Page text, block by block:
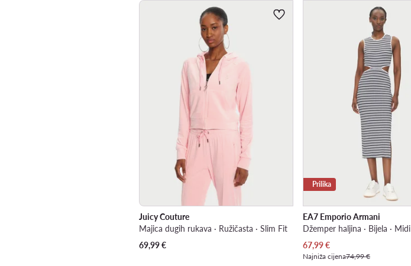
Juicy Couture
Majica dugih rukava · Ružičasta · Slim Fit
69,99€
Prilika
EA7 Emporio Armani
Džemper haljina · Bijela · Midi
Trenutna cijena
67,99€
Najniža cijena74,99 €